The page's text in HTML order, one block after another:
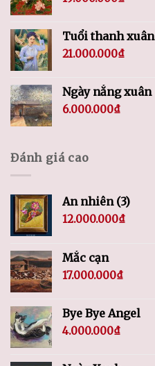
Tuổi thanh xuân
21.000.000₫
Ngày nắng xuân
6.000.000₫
Đánh giá cao
An nhiên (3)
12.000.000₫
Mắc cạn
17.000.000₫
Bye Bye Angel
4.000.000₫